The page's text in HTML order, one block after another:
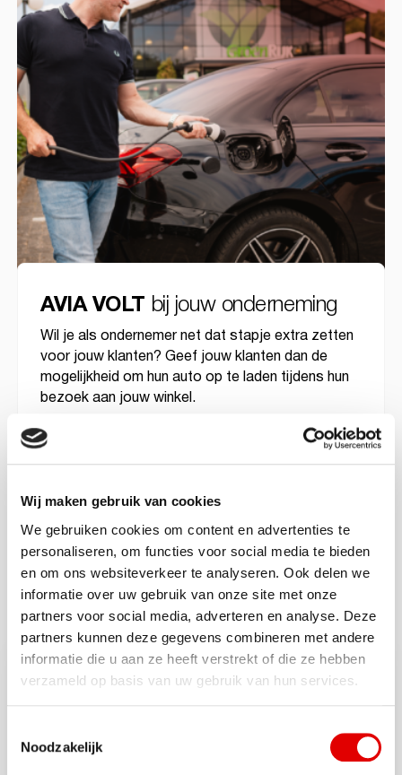
Wij maken gebruik van cookies
We gebruiken cookies om content en advertenties te
personaliseren, om functies voor social media te bieden
en om ons websiteverkeer te analyseren. Ook delen we
informatie over uw gebruik van onze site met onze
partners voor social media, adverteren en analyse. Deze
partners kunnen deze gegevens combineren met andere
informatie die u aan ze heeft verstrekt of die ze hebben
verzameld op basis van uw gebruik van hun services.
Noodzakelijk
AVIA VOLT bij jouw onderneming
Wil je als ondernemer net dat stapje extra zetten
voor jouw klanten? Geef jouw klanten dan de
mogelijkheid om hun auto op te laden tijdens hun
bezoek aan jouw winkel.
Bij
geloven we dat elektrisch rijden
eenvoudig en flexibel moet zijn. Daarom richten
Verduurzaam je organisatie
particulieren als bedrijven en beheren het volledige